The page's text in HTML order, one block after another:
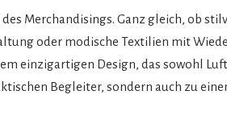
Merchandisings. Ganz gleich, ob
oder modische Textilien mit
einzigartigen Design, das sowohl
Begleiter, sondern auch zu